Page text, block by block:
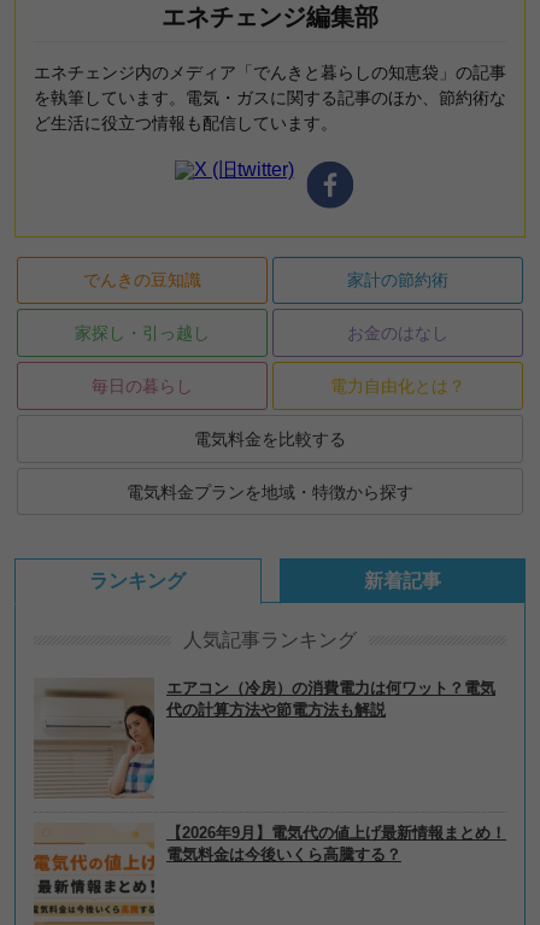
エネチェンジ編集部
エネチェンジ内のメディア「でんきと暮らしの知恵袋」の記事
を執筆しています。電気・ガスに関する記事のほか、節約術な
ど生活に役立つ情報も配信しています。
でんきの豆知識 家計の節約術
家探し・引っ越し お金のはなし
毎日の暮らし 電力自由化とは？
電気料金を比較する
電気料金プランを地域・特徴から探す
ランキング
人気記事ランキング
エアコン（冷房）の消費電力は何ワット？電気
代の計算方法や節電方法も解説
【2026年9月】電気代の値上げ最新情報まとめ！
電気料金は今後いくら高騰する？
新着記事